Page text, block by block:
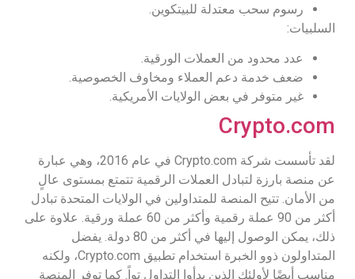
رسوم سحب معتدلة للبيتكوين.
السلبيات:
عدد محدود من العملات الورقية.
ضعف خدمة دعم العملاء ومخاوف الخصوصية.
غير متوفر في بعض الولايات الأمريكية.
Crypto.com
لقد تأسست شركة Crypto.com في عام 2016، وهي عبارة
عن منصة بارزة لتبادل العملات الرقمية تتمتع بمستوى عالٍ
من الأمان. تتيح المنصة للمتداولين في الولايات المتحدة تبادل
أكثر من 90 عملة رقمية وأكثر من 60 عملة ورقية. علاوة على
ذلك، يمكن الوصول إليها في أكثر من 80 دولة. يفضل
المتداولون ذوو الخبرة استخدام تطبيق Crypto.com، ولكنه
مناسب أيضًا لأولئك الذين بدأوا التداول تواً. كما توفر المنصة